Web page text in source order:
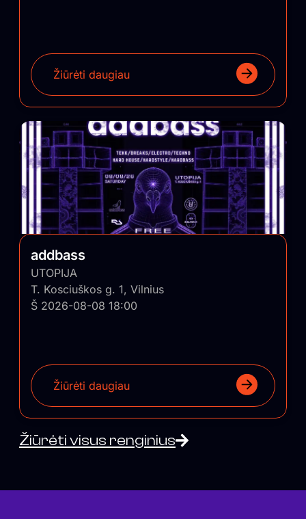
Žiūrėti daugiau
addbass
UTOPIJA
T. Kosciuškos g. 1, Vilnius
Š 2026-08-08 18:00
Žiūrėti daugiau
Žiūrėti visus renginius